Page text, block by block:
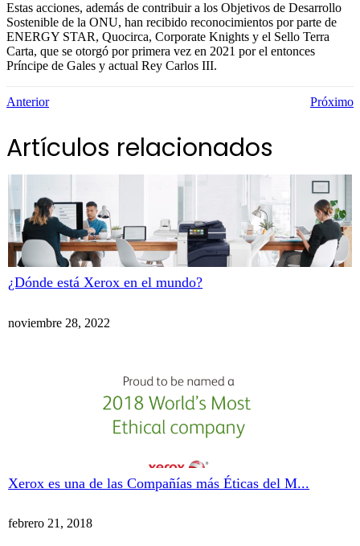
Estas acciones, además de contribuir a los Objetivos de Desarrollo
Sostenible de la ONU, han recibido reconocimientos por parte de
ENERGY STAR, Quocirca, Corporate Knights y el Sello Terra
Carta, que se otorgó por primera vez en 2021 por el entonces
Príncipe de Gales y actual Rey Carlos III.
Anterior Próximo
Artículos relacionados
¿Dónde está Xerox en el mundo?
noviembre 28, 2022
Xerox es una de las Compañías más Éticas del M...
febrero 21, 2018